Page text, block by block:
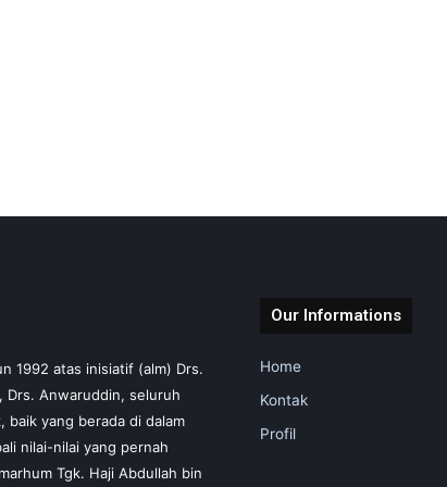
1992 atas inisiatif (alm) Drs.
Drs. Anwaruddin, seluruh
baik yang berada di dalam
nilai-nilai yang pernah
Tgk. Haji Abdullah bin
Our Informations
Home
Kontak
Profil